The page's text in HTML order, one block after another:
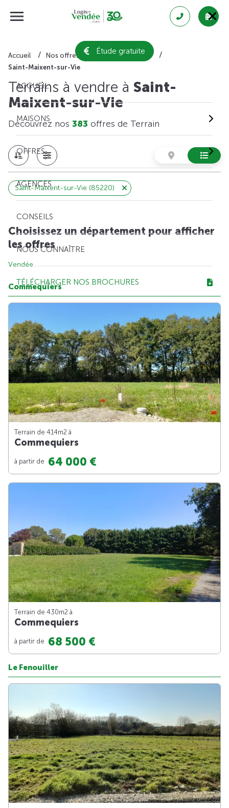
Étude gratuite
ACCUEIL
MAISONS
OFFRES
AGENCES
CONSEILS
NOUS CONNAÎTRE
TÉLÉCHARGER NOS BROCHURES
Accueil Nos offres de terrain
Vendée
Saint-Maixent-sur-Vie
Terrains à vendre à Saint-
Maixent-sur-Vie
Découvrez nos 383 offres de Terrain
Saint-Maixent-sur-Vie (85220)
Choisissez un département pour afficher
les offres
Vendée
Commequiers
Terrain de 414m2 à
Commequiers
à partir de 64 000 €
Terrain de 430m2 à
Commequiers
à partir de 68 500 €
Le Fenouiller